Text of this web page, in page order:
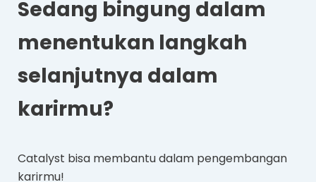
Sedang bingung dalam
menentukan langkah
selanjutnya dalam
karirmu?
Catalyst bisa membantu dalam pengembangan
karirmu!